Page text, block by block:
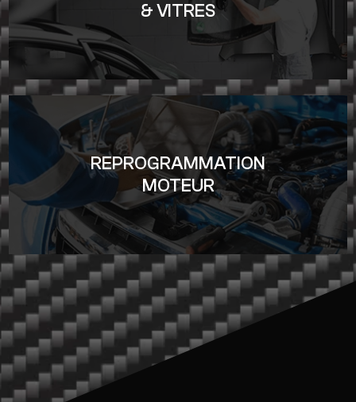
& VITRES
REPROGRAMMATION
MOTEUR